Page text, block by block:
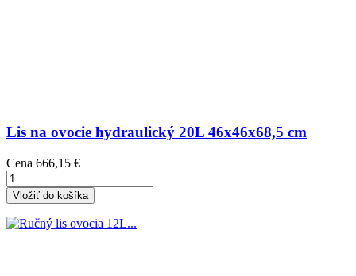
Lis na ovocie hydraulický 20L 46x46x68,5 cm
Cena 666,15 €
Vložiť do košíka